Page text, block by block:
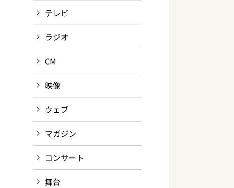
テレビ
ラジオ
CM
映像
ウェブ
マガジン
コンサート
舞台